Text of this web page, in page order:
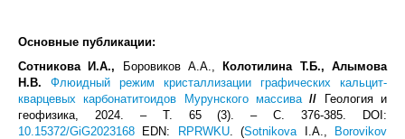
Основные публикации:
Сотникова И.А., Боровиков А.А.,
Колотилина Т.Б., Алымова
Н.В.
Флюидный режим кристаллизации графических кальцит-
кварцевых карбонатитоидов Мурунского массива //
Геология и
геофизика, 2024. – Т. 65 (3). – С. 376-385. DOI:
10.15372/GiG2023168
EDN: RPRWKU. (SotnikovaI.A., Borovikov